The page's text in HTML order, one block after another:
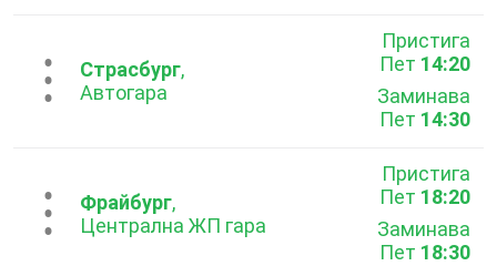
...Страсбург,
Автогара
Пристига
Пет 14:20
Заминава
Пет 14:30
...Фрайбург,
Централна ЖП гара
Пристига
Пет 18:20
Заминава
Пет 18:30